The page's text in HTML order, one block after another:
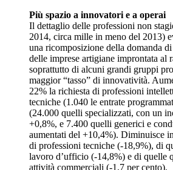
Più spazio a innovatori e a operai
Il dettaglio delle professioni non
2014, circa mille in meno del 2013)
una ricomposizione della domanda
delle imprese artigiane improntata al
soprattutto di alcuni grandi gruppi
maggior “tasso” di innovatività.
22% la richiesta di professioni
tecniche (1.040 le entrate
(24.000 quelli specializzati, con un
+0,8%, e 7.400 quelli generici e
aumentati del +10,4%). Diminuisce
di professioni tecniche (-18,9%), di
lavoro d’ufficio (-14,8%) e di quelle
attività commerciali (-1,7 per cento).